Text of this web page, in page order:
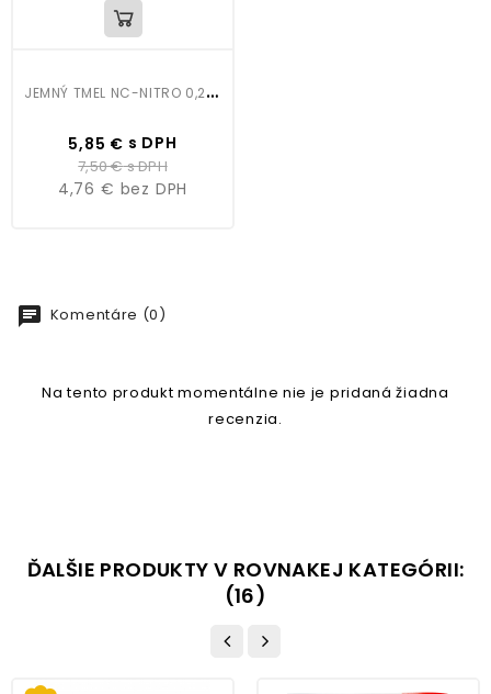
J
EMNÝ TMEL NC-NITRO 0,2KG SOLL
Cena
5,85 € s DPH
7,50 €s DPH
4,76 € bez DPH
chat Komentáre (0)
Na tento produkt momentálne nie je pridaná žiadna
recenzia.
ĎALŠIE PRODUKTY V ROVNAKEJ KATEGÓRII:
(16)